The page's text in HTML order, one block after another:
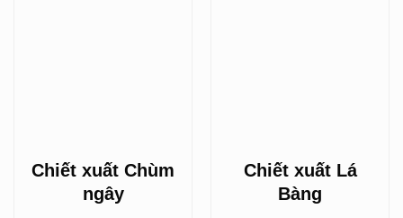
Chiết xuất Chùm
ngây
Chiết xuất Lá
Bàng